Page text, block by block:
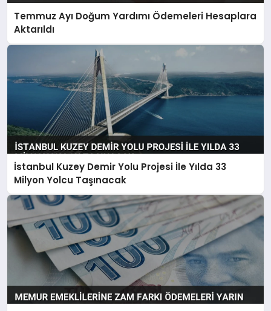
Temmuz Ayı Doğum Yardımı Ödemeleri Hesaplara
Aktarıldı
İstanbul Kuzey Demir Yolu Projesi İle Yılda 33
Milyon Yolcu Taşınacak